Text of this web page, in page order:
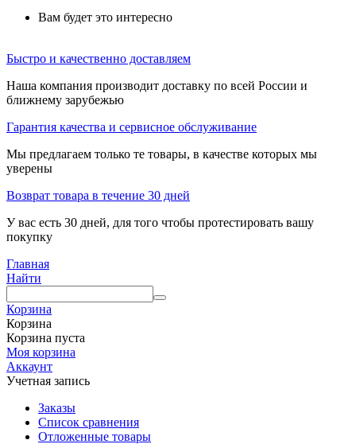
Вам будет это интересно
Быстро и качественно доставляем
Наша компания производит доставку по всей России и
ближнему зарубежью
Гарантия качества и сервисное обслуживание
Мы предлагаем только те товары, в качестве которых мы
уверены
Возврат товара в течение 30 дней
У вас есть 30 дней, для того чтобы протестировать вашу
покупку
Главная
Найти
Корзина
Корзина
Корзина пуста
Моя корзина
Аккаунт
Учетная запись
Заказы
Список сравнения
Отложенные товары